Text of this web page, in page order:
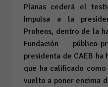
Planas cederá el
Impulsa a la
Prohens, dentro de la
Fundación público-
presidenta de CAEB
que ha calificado
vuelto a poner encima